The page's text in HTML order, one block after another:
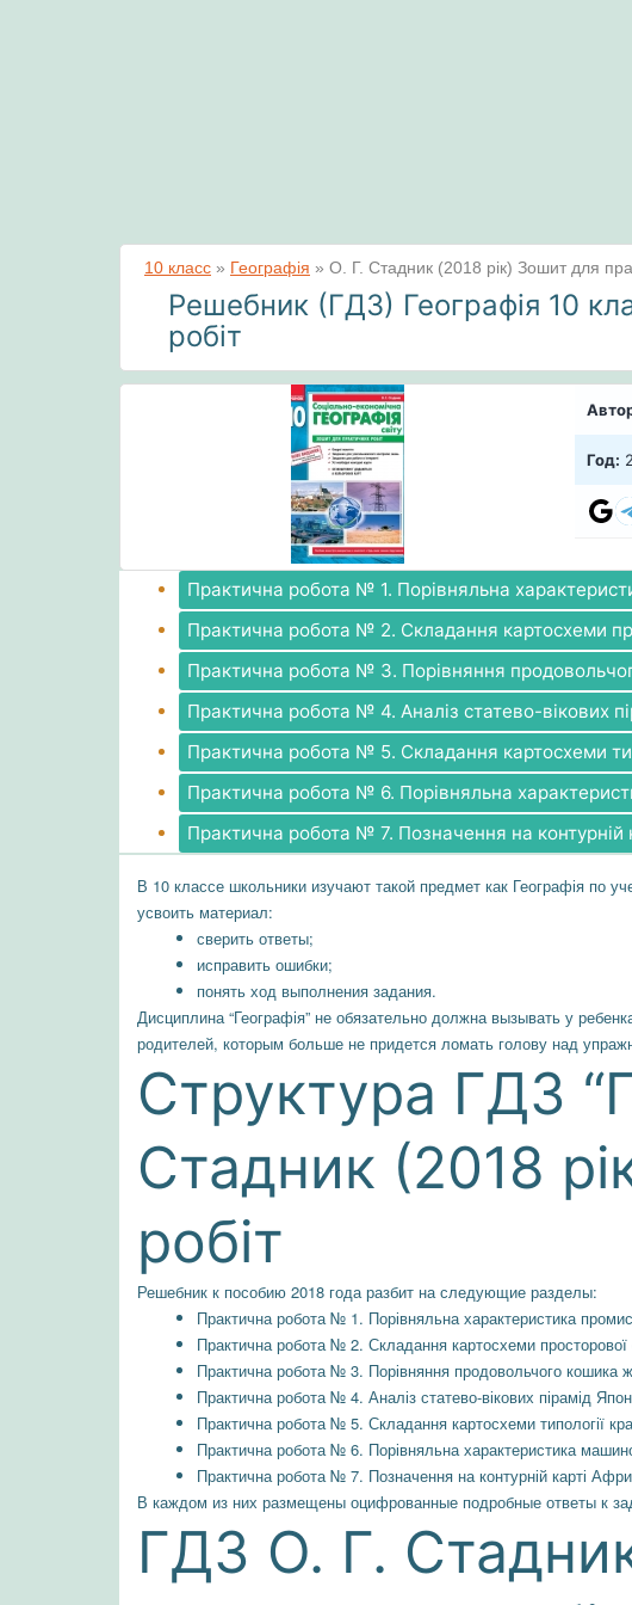
10 класс » Географія » О. Г. Стадник (2018 рік) Зошит для
Решебник (ГДЗ) Географія 10
робіт
Год:
Практична робота № 1. Порівняльна
Практична робота № 2. Складання картосхеми
Практична робота № 3. Порівняння
Практична робота № 4. Аналіз статево-вікових
Практична робота № 5. Складання картосхеми
Практична робота № 6. Порівняльна
Практична робота № 7. Позначення на контурній
В 10 классе школьники изучают такой предмет как Географія по
усвоить материал:
сверить ответы;
исправить ошибки;
понять ход выполнения задания.
Дисциплина “Географія” не обязательно должна вызывать у
родителей, которым больше не придется ломать голову над
Структура ГДЗ
Стадник (2018
робіт
Решебник к пособию 2018 года разбит на следующие разделы:
Практична робота № 1. Порівняльна характеристика
Практична робота № 2. Складання картосхеми просторової
Практична робота № 3. Порівняння продовольчого кошика
Практична робота № 4. Аналіз статево-вікових пірамід
Практична робота № 5. Складання картосхеми типології
Практична робота № 6. Порівняльна характеристика
Практична робота № 7. Позначення на контурній карті
В каждом из них размещены оцифрованные подробные ответы к
ГДЗ О. Г.